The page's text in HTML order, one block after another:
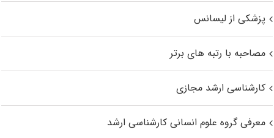
پزشکی از لیسانس
مصاحبه با رتبه های برتر
کارشناسی ارشد مجازی
معرفی گروه علوم انسانی کارشناسی ارشد